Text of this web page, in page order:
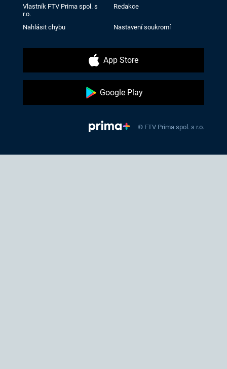
Vlastník FTV Prima spol. s
r.o.
Redakce
Nahlásit chybu Nastavení soukromí
App Store
Google Play
© FTV Prima spol. s r.o.